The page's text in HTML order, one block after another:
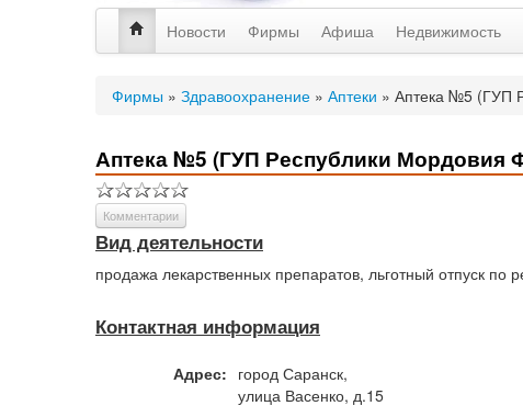
Новости Фирмы Афиша Недвижимость
Фирмы » Здравоохранение » Аптеки » Аптека №5 (ГУП
Аптека №5 (ГУП Республики Мордовия
Комментарии
Вид деятельности
продажа лекарственных препаратов, льготный отпуск по
Контактная информация
Адрес: город Саранск,
улица Васенко, д.15